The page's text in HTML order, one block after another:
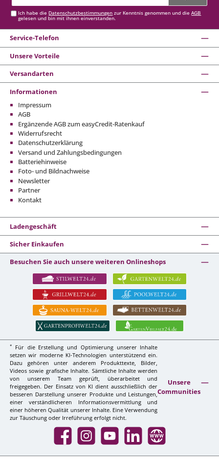
Ich habe die Datenschutzbestimmungen zur Kenntnis genommen und dieAGB
gelesen und bin mit ihnen einverstanden.
Service-Telefon
Unsere Vorteile
Versandarten
Informationen
Impressum
AGB
Ergänzende AGB zum easyCredit-Ratenkauf
Widerrufsrecht
Datenschutzerklärung
Versand und Zahlungsbedingungen
Batteriehinweise
Foto- und Bildnachweise
Newsletter
Partner
Kontakt
Ladengeschäft
Sicher Einkaufen
Besuchen Sie auch unsere weiteren Onlineshops
*
Für die Erstellung und Optimierung unserer Inhalte
setzen wir moderne KI-Technologien unterstützend ein.
Dazu gehören unter anderem Produkttexte, Bilder,
Videos sowie grafische Inhalte. Sämtliche Inhalte werden
von unserem Team geprüft, überarbeitet und
freigegeben. Der Einsatz von KI dient ausschließlich der
besseren Darstellung unserer Produkte und Leistungen,
einer verständlicheren Informationsvermittlung und
einer höheren Qualität unserer Inhalte. Eine Verwendung
zur Täuschung oder Irreführung erfolgt nicht.
Unsere
Communities
Facebook InstagramYouTube LinkedIn Website